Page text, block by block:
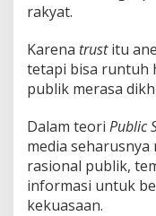
rakyat.
Karena trustitu
tetapi bisa runtuh
publik merasa
Dalam teori Public
media
rasional publik,
informasi untuk
kekuasaan.